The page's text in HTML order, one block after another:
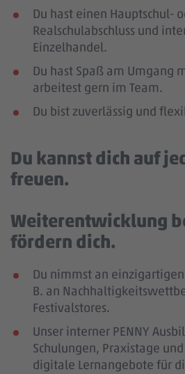
Du hast einen Hauptschul-
Realschulabschluss und
Einzelhandel.
Du hast Spaß am Umgang
arbeitest gern im Team.
Du bist zuverlässig und
Du kannst dich auf
freuen.
Weiterentwicklung
fördern dich.
Du nimmst an
B. an
Festivalstores.
Unser interner PENNY
Schulungen, Praxistage
digitale Lernangebote für